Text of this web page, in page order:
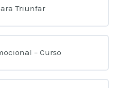
Triunfar
– Curso